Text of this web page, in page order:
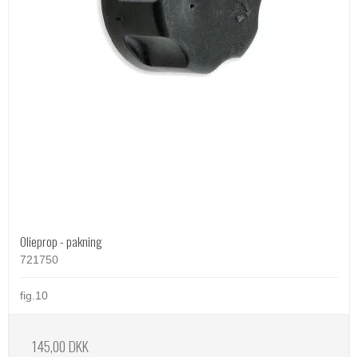
Olieprop - pakning
721750
fig.10
145,00 DKK